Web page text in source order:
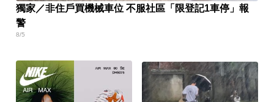
獨家／非住戶買機械車位 不服社區「限登記1車停」報
警
8/5